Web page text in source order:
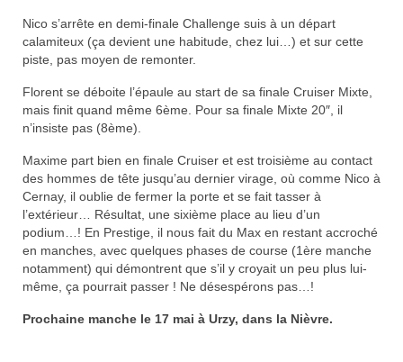
Nos organisations de la saison
Route
BMX
Piste
Cyclo-Cross
Actualités
Nico s’arrête en demi-finale Challenge suis à un départ
calamiteux (ça devient une habitude, chez lui…) et sur cette
piste, pas moyen de remonter.
Florent se déboite l’épaule au start de sa finale Cruiser Mixte,
mais finit quand même 6ème. Pour sa finale Mixte 20″, il
n’insiste pas (8ème).
Maxime part bien en finale Cruiser et est troisième au contact
des hommes de tête jusqu’au dernier virage, où comme Nico à
Cernay, il oublie de fermer la porte et se fait tasser à
l’extérieur… Résultat, une sixième place au lieu d’un
podium…! En Prestige, il nous fait du Max en restant accroché
en manches, avec quelques phases de course (1ère manche
notamment) qui démontrent que s’il y croyait un peu plus lui-
même, ça pourrait passer ! Ne désespérons pas…!
Prochaine manche le 17 mai à Urzy, dans la Nièvre.